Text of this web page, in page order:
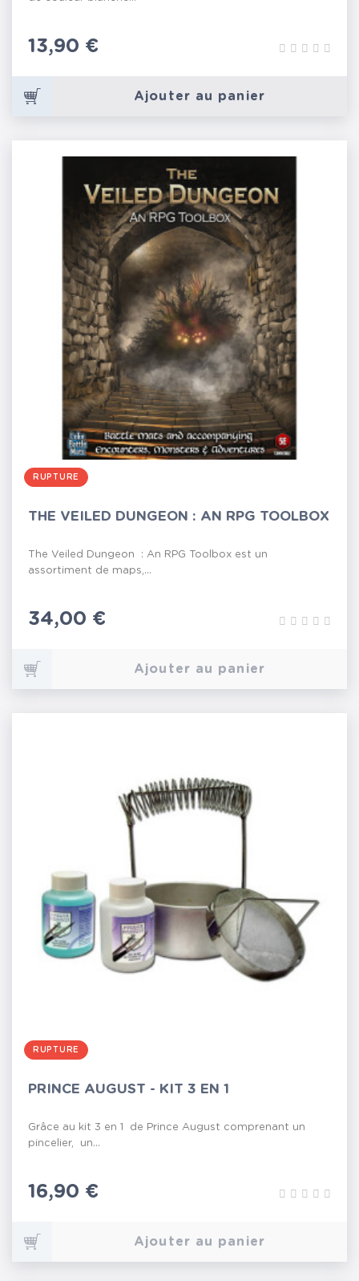
Prix
13,90 €
Ajouter au panier
RUPTURE
THE VEILED DUNGEON : AN RPG TOOLBOX
The Veiled Dungeon : An RPG Toolbox est un
assortiment de maps,...
Prix
34,00 €
Ajouter au panier
RUPTURE
PRINCE AUGUST - KIT 3 EN 1
Grâce au kit 3 en 1 de Prince August comprenant un
pincelier, un...
Prix
16,90 €
Ajouter au panier